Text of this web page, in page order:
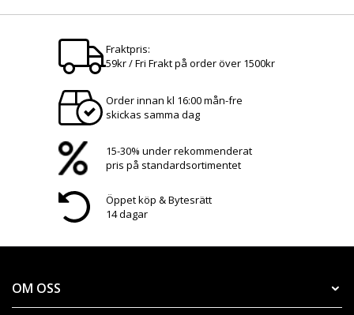
Fraktpris:
59kr / Fri Frakt på order över 1500kr
Order innan kl 16:00 mån-fre
skickas samma dag
15-30% under rekommenderat
pris på standardsortimentet
Öppet köp & Bytesrätt
14 dagar
OM OSS